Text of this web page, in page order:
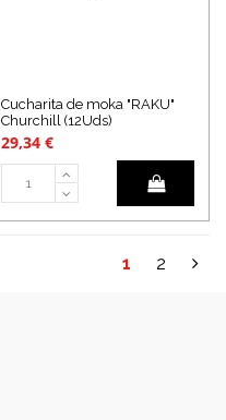
Cucharita de moka "RAKU"
Churchill (12Uds)
29,34 €
1 2